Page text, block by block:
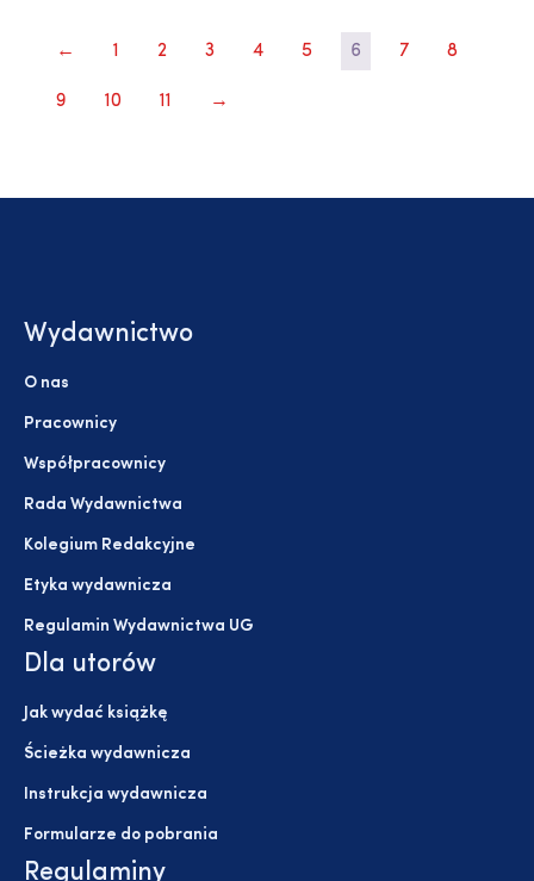
← 1 2 3 4 5 6 7 8
9 10 11 →
Wydawnictwo
O nas
Pracownicy
Współpracownicy
Rada Wydawnictwa
Kolegium Redakcyjne
Etyka wydawnicza
Regulamin Wydawnictwa UG
Dla utorów
Jak wydać książkę
Ścieżka wydawnicza
Instrukcja wydawnicza
Formularze do pobrania
Regulaminy